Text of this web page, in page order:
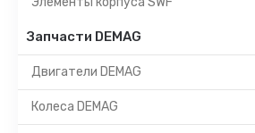
Запчасти DEMAG
Двигатели DEMAG
Колеса DEMAG